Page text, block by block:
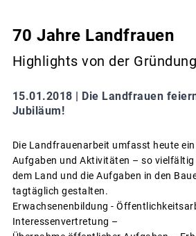
70 Jahre Landfrauen
Highlights von der
15.01.2018 | Die Landfrauen
Jubiläum!
Die Landfrauenarbeit umfasst heute
Aufgaben und Aktivitäten – so vielfältig
dem Land und die Aufgaben in den
tagtäglich gestalten.
Erwachsenenbildung -
Interessenvertretung –